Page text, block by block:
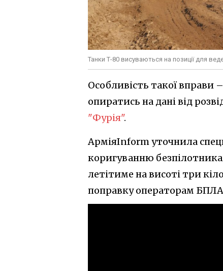
Танки Т-80 висуваються на позиції для
Особливість такої вправи
опиратись на дані від
"Фурія".
АрміяInform уточнила
коригуванню
летітиме на висоті три
поправку операторам